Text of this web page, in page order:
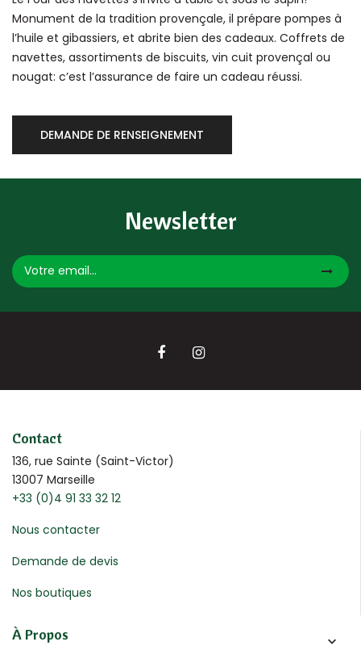
Monument de la tradition provençale, il prépare pompes à
l’huile et gibassiers, et abrite bien des cadeaux. Coffrets de
navettes, assortiments de biscuits, vin cuit provençal ou
nougat: c’est l’assurance de faire un cadeau réussi.
DEMANDE DE RENSEIGNEMENT
Newsletter
Contact
136, rue Sainte (Saint-Victor)
13007 Marseille
+33 (0)4 91 33 32 12
Nous contacter
Demande de devis
Nos boutiques
À Propos 